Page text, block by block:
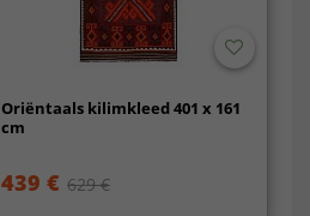
Oriëntaals kilimkleed 401 x 161
cm
439 € 629 €